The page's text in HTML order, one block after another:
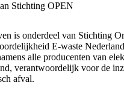
Stichting OPEN
is onderdeel van Stichting
E-waste
alle producenten van
verantwoordelijk voor de
afval.